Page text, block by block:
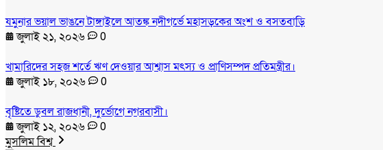
যমুনার ভয়াল ভাঙনে টাঙ্গাইলে আতঙ্ক নদীগর্ভে মহাসড়কের অংশ ও বসতবাড়ি
জুলাই ২১, ২০২৬
0
খামারিদের সহজ শর্তে ঋণ দেওয়ার আশ্বাস মৎস্য ও প্রাণিসম্পদ প্রতিমন্ত্রীর।
জুলাই ১৮, ২০২৬
0
বৃষ্টিতে ডুবল রাজধানী, দুর্ভোগে নগরবাসী।
জুলাই ১২, ২০২৬
0
মুসলিম বিশ্ব